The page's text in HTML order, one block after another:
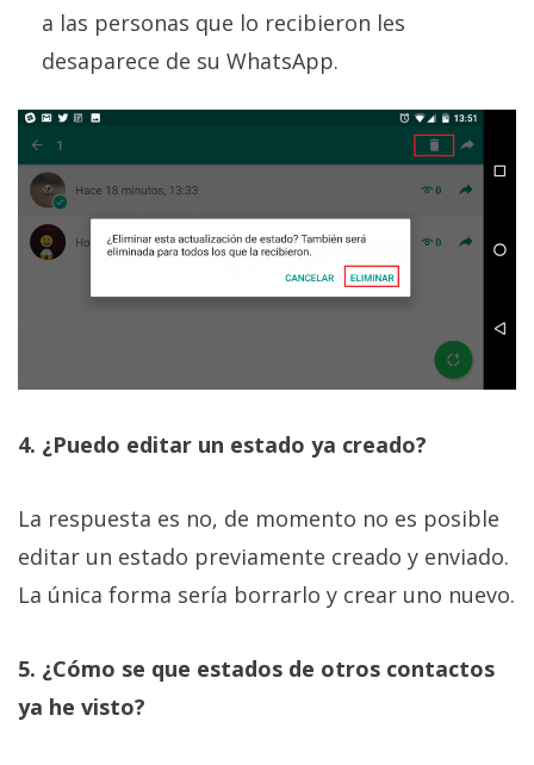
a las personas que lo recibieron les
desaparece de su WhatsApp.
4. ¿Puedo editar un estado ya creado?
La respuesta es no, de momento no es posible
editar un estado previamente creado y enviado.
La única forma sería borrarlo y crear uno nuevo.
5. ¿Cómo se que estados de otros contactos
ya he visto?